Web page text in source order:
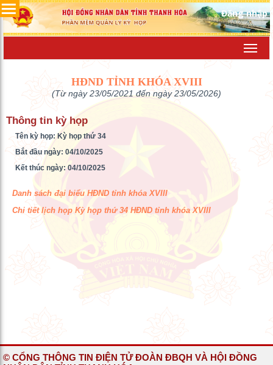
Đăng nhập
HĐND TỈNH KHÓA XVIII
(Từ ngày 23/05/2021 đến ngày 23/05/2026)
Thông tin kỳ họp
Tên kỳ họp: Kỳ họp thứ 34
Bắt đầu ngày: 04/10/2025
Kết thúc ngày: 04/10/2025
Danh sách đại biểu HĐND tỉnh khóa XVIII
Chi tiết lịch họp Kỳ họp thứ 34 HĐND tỉnh khóa XVIII
© CỔNG THÔNG TIN ĐIỆN TỬ ĐOÀN ĐBQH VÀ HỘI ĐỒNG